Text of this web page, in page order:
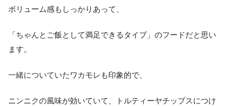
ボリューム感もしっかりあって、
「ちゃんとご飯として満足できるタイプ」のフードだと思い
ます。
一緒についていたワカモレも印象的で、
ニンニクの風味が効いていて、トルティーヤチップスにつけ